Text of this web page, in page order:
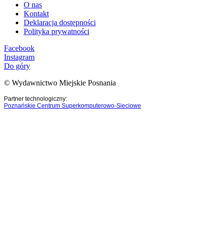
O nas
Kontakt
Deklaracja dostępności
Polityka prywatności
Facebook
Instagram
Do góry
© Wydawnictwo Miejskie Posnania
Partner technologiczny:
Poznańskie Centrum Superkomputerowo-Sieciowe